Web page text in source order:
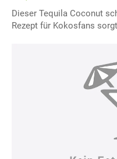
Dieser Tequila Coconut
Rezept für Kokosfans